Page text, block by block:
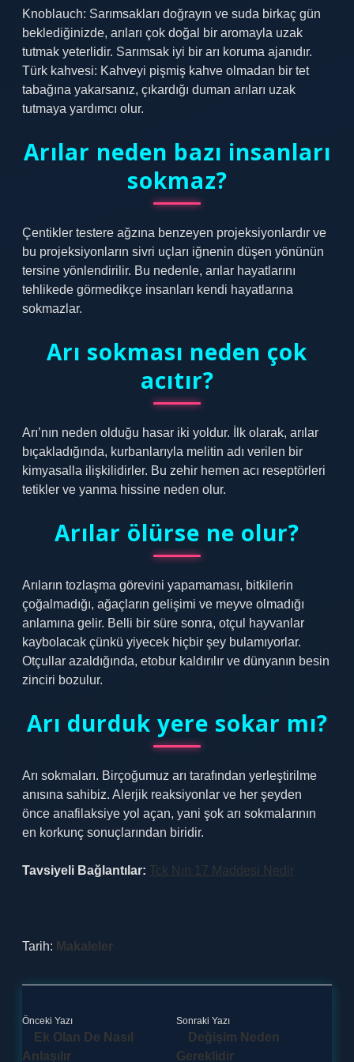
Knoblauch: Sarımsakları doğrayın ve suda birkaç gün
beklediğinizde, arıları çok doğal bir aromayla uzak
tutmak yeterlidir. Sarımsak iyi bir arı koruma ajanıdır.
Türk kahvesi: Kahveyi pişmiş kahve olmadan bir tet
tabağına yakarsanız, çıkardığı duman arıları uzak
tutmaya yardımcı olur.
Arılar neden bazı insanları
sokmaz?
Çentikler testere ağzına benzeyen projeksiyonlardır ve
bu projeksiyonların sivri uçları iğnenin düşen yönünün
tersine yönlendirilir. Bu nedenle, arılar hayatlarını
tehlikede görmedikçe insanları kendi hayatlarına
sokmazlar.
Arı sokması neden çok
acıtır?
Arı’nın neden olduğu hasar iki yoldur. İlk olarak, arılar
bıçakladığında, kurbanlarıyla melitin adı verilen bir
kimyasalla ilişkilidirler. Bu zehir hemen acı reseptörleri
tetikler ve yanma hissine neden olur.
Arılar ölürse ne olur?
Arıların tozlaşma görevini yapamaması, bitkilerin
çoğalmadığı, ağaçların gelişimi ve meyve olmadığı
anlamına gelir. Belli bir süre sonra, otçul hayvanlar
kaybolacak çünkü yiyecek hiçbir şey bulamıyorlar.
Otçullar azaldığında, etobur kaldırılır ve dünyanın besin
zinciri bozulur.
Arı durduk yere sokar mı?
Arı sokmaları. Birçoğumuz arı tarafından yerleştirilme
anısına sahibiz. Alerjik reaksiyonlar ve her şeyden
önce anafilaksiye yol açan, yani şok arı sokmalarının
en korkunç sonuçlarından biridir.
Tavsiyeli Bağlantılar: Tck Nın 17 Maddesi Nedir
Tarih: Makaleler
Önceki Yazı
Ek Olan De Nasıl
Anlaşılır
Sonraki Yazı
Değişim Neden
Gereklidir